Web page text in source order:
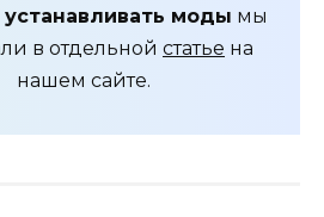
устанавливать моды мы
в отдельной статье на
нашем сайте.